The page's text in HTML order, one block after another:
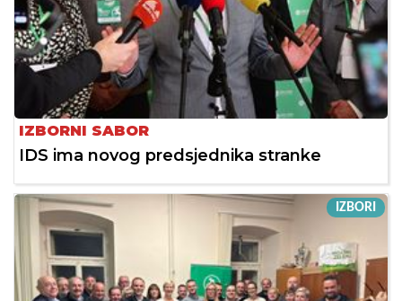
IZBORNI SABOR
IDS ima novog predsjednika stranke
IZBORI